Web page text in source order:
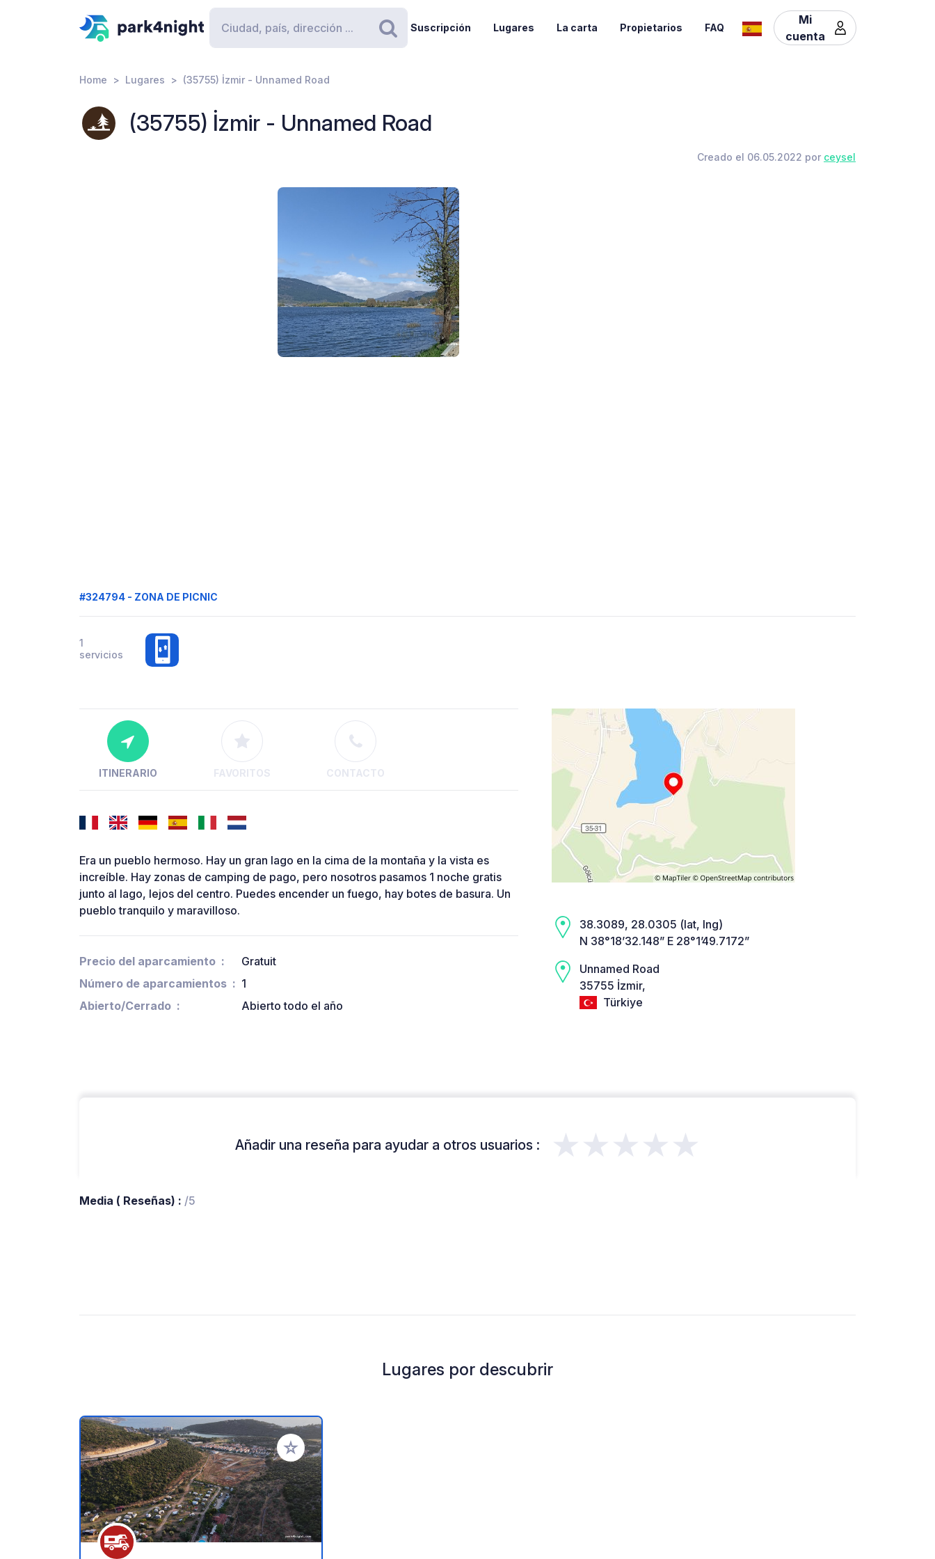
Buscar
Suscripción Lugares La carta Propietarios FAQ
Mi
cuenta
Home Lugares (35755) İzmir - Unnamed Road
(35755) İzmir - Unnamed Road
Creado el 06.05.2022 por ceysel
#324794 - ZONA DE PICNIC
1
servicios
ITINERARIO FAVORITOS CONTACTO
Era un pueblo hermoso. Hay un gran lago en la cima de la montaña y la vista es
increíble. Hay zonas de camping de pago, pero nosotros pasamos 1 noche gratis
junto al lago, lejos del centro. Puedes encender un fuego, hay botes de basura. Un
pueblo tranquilo y maravilloso.
Precio del aparcamiento
Gratuit
Número de aparcamientos
1
Abierto/Cerrado
Abierto todo el año
38.3089, 28.0305 (lat, lng)
N 38°18’32.148” E 28°1’49.7172”
Unnamed Road
35755 İzmir,
Türkiye
Añadir una reseña para ayudar a otros usuarios : ★★★★★
Media ( Reseñas) : /5
Lugares por descubrir
Añadir a tus favoritos